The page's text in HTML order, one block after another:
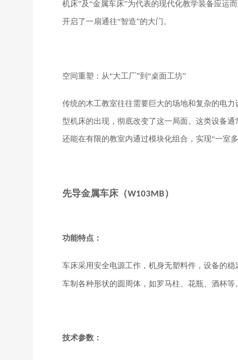
机床”及“金属车床”为代表的现代化教学装备应运
开启了一扇通往“智造”的大门。
空间重塑：从“大工厂”到“桌面工坊”
传统的木工教室往往需要巨大的场地和复杂的电
型机床的出现，彻底改变了这一局面。这类设备
还能在有限的教室内通过模块化组合，实现“一室多
先导金属车床（W103MB ）
功能特点：
车床采用安全电源工作，机身无塑料件，设备的
车制各种形状的圆周体，如罗马柱、花瓶、酒杯
技术参数：